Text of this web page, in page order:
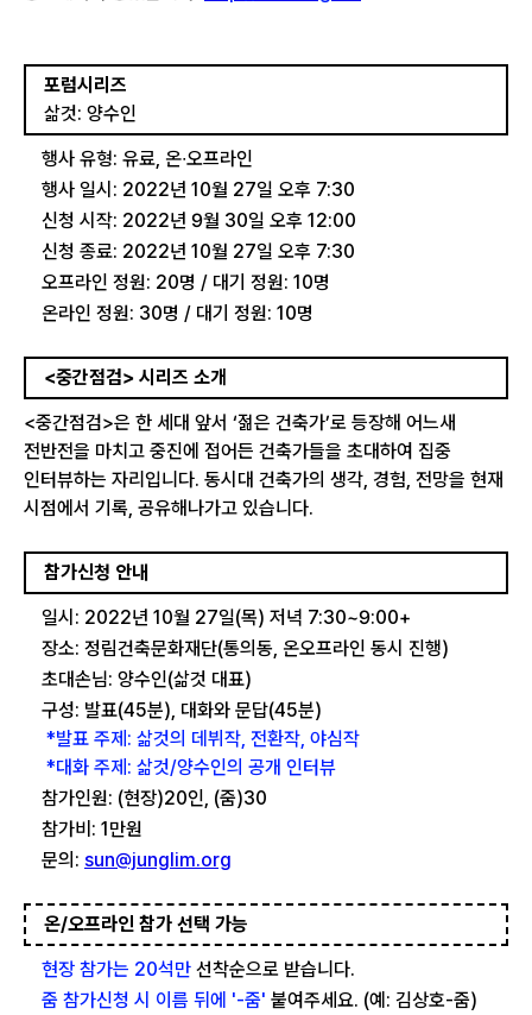
포럼시리즈
삶것: 양수인
행사 유형: 유료, 온∙오프라인
행사 일시: 2022년 10월 27일 오후 7:30
신청 시작: 2022년 9월 30일 오후 12:00
신청 종료: 2022년 10월 27일 오후 7:30
오프라인 정원: 20명 / 대기 정원: 10명
온라인 정원: 30명 / 대기 정원: 10명
<중간점검> 시리즈 소개
<중간점검>은 한 세대 앞서 ‘젊은 건축가’로 등장해 어느새
전반전을 마치고 중진에 접어든 건축가들을 초대하여 집중
인터뷰하는 자리입니다. 동시대 건축가의 생각, 경험, 전망을 현재
시점에서 기록, 공유해나가고 있습니다.
참가신청 안내
일시: 2022년 10월 27일(목) 저녁 7:30~9:00+
장소: 정림건축문화재단(통의동, 온오프라인 동시 진행)
초대손님: 양수인(삶것 대표)
구성: 발표(45분), 대화와 문답(45분)
*발표 주제: 삶것의 데뷔작, 전환작, 야심작
*대화 주제: 삶것/양수인의 공개 인터뷰
참가인원: (현장)20인, (줌)30
참가비: 1만원
문의: sun@junglim.org
온/오프라인 참가 선택 가능
현장 참가는 20석만 선착순으로 받습니다.
줌 참가신청 시 이름 뒤에 '-줌' 붙여주세요. (예: 김상호-줌)